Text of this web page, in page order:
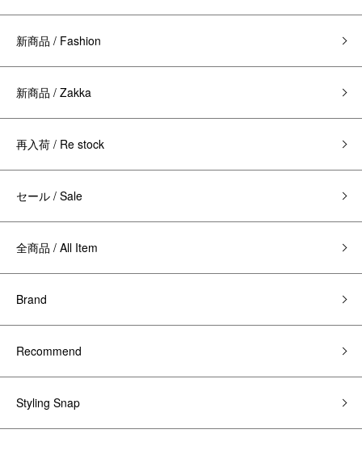
新商品 / Fashion
新商品 / Zakka
再入荷 / Re stock
セール / Sale
全商品 / All Item
Brand
Recommend
Styling Snap